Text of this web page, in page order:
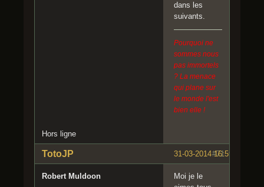
dans les
suivants.
Pourquoi ne
sommes nous
pas immortels
? La menace
qui plane sur
le monde l'est
bien elle !
Hors ligne
#71
31-03-2014 16:59:01
TotoJP
Robert Muldoon
Moi je le